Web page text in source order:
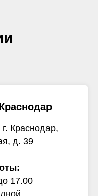
Краснодар,
д. 39
17.00